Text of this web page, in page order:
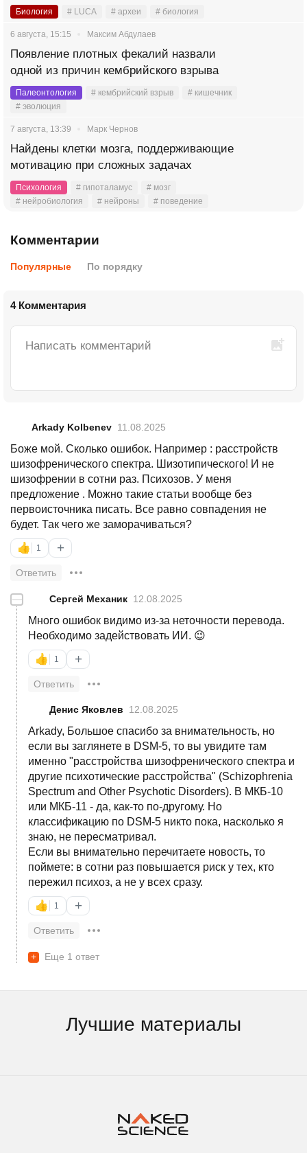
Биология # LUCA # археи # биология
6 августа, 15:15 Максим Абдулаев
Появление плотных фекалий назвали
одной из причин кембрийского взрыва
Палеонтология # кембрийский взрыв
# кишечник
# эволюция
7 августа, 13:39 Марк Чернов
Найдены клетки мозга, поддерживающие
мотивацию при сложных задачах
Психология # гипоталамус
# мозг
# нейробиология
# нейроны # поведение
Комментарии
Популярные По порядку
4 Комментария
Arkady Kolbenev 11.08.2025
Боже мой. Сколько ошибок. Например : расстройств
шизофренического спектра. Шизотипического! И не
шизофрении в сотни раз. Психозов. У меня
предложение . Можно такие статьи вообще без
первоисточника писать. Все равно совпадения не
будет. Так чего же заморачиваться?
👍 1 +
Ответить
— Сергей Механик 12.08.2025
Много ошибок видимо из-за неточности перевода.
Необходимо задействовать ИИ. 😉
👍 1 +
Ответить
Денис Яковлев 12.08.2025
Arkady, Большое спасибо за внимательность, но
если вы заглянете в DSM-5, то вы увидите там
именно "расстройства шизофренического спектра и
другие психотические расстройства" (Schizophrenia
Spectrum and Other Psychotic Disorders). В МКБ-10
или МКБ-11 - да, как-то по-другому. Но
классификацию по DSM-5 никто пока, насколько я
знаю, не пересматривал.
Если вы внимательно перечитаете новость, то
поймете: в сотни раз повышается риск у тех, кто
пережил психоз, а не у всех сразу.
👍 1 +
Ответить
+ Еще 1 ответ
Лучшие материалы